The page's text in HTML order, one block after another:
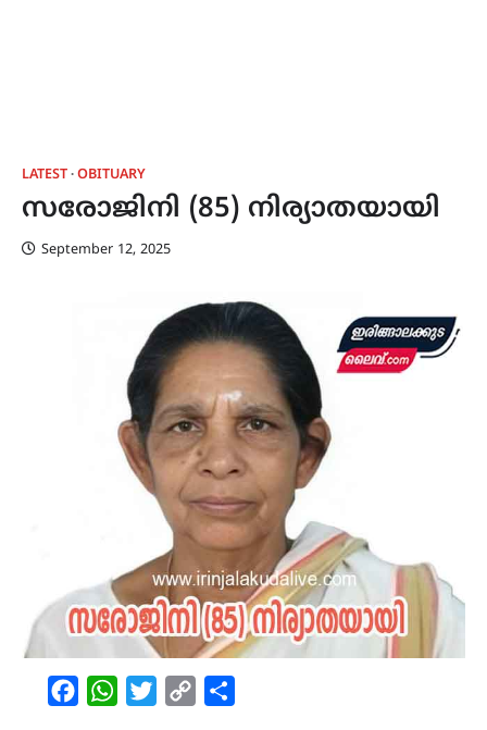
LATEST OBITUARY
സരോജിനി (85) നിര്യാതയായി
September 12, 2025
FacebookWhatsAppTwitterCopy